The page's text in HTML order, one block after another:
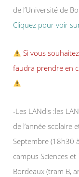
de l’Université de
Cliquez pour voir
Si vous
faudra prendre en
-Les LANdis :les
de l’année scolaire
Septembre (18h30
campus Sciences
Bordeaux (tram B,